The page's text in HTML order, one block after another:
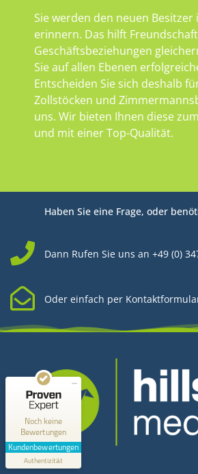
Sie werden den neuen Besitzer
erinnern. Das hilft
Geschäftsbeziehungen
Sie auf allen Ebenen
Entscheiden Sie sich deshalb
Zollstöcken und
uns. Wir bieten Ihnen diese
und mit einer Top-Qualität.
Haben Sie eine Frage, oder
Dann Rufen Sie uns an +49 (0)
Oder einfach per
Kontakt
Noch keine
Bewertungen
Kundenbewertungen
Authentizität
MANGELHAFT
0,00 / 5,00
Erfahren Sie mehr über dieses Bewertungssiegel
Profil ansehen